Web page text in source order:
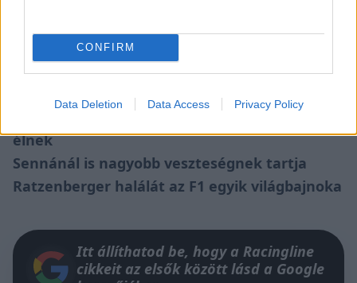
CONFIRM
Data Deletion Data Access Privacy Policy
Mögötte érkező csapattársa egyből tudta,
hogy Ratzenberger meghalt
Halála után barátnője kifosztotta;
Ratzenberger szülei mai napig fiuk lakásában
élnek
Sennánál is nagyobb veszteségnek tartja
Ratzenberger halálát az F1 egyik világbajnoka
Itt állíthatod be, hogy a Racingline
cikkeit az elsők között lásd a Google